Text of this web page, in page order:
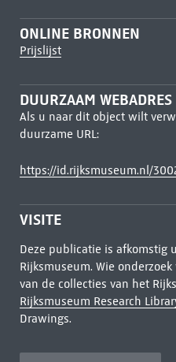
ONLINE BRONNEN
Prijslijst
DUURZAAM WEBADRES
Als u naar dit object wilt
duurzame URL:
https://id.rijksmuseum.nl/
VISITE
Deze publicatie is afkomstig
Rijksmuseum. Wie
van de collecties van het
Rijksmuseum Research
Drawings.